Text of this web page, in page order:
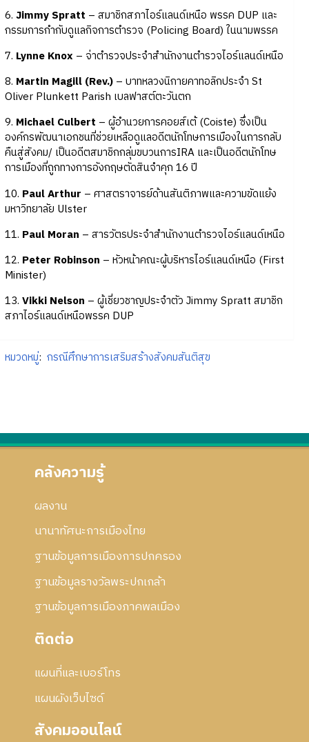
6. Jimmy Spratt – สมาชิกสภาไอร์แลนด์เหนือ พรรค DUP และ
กรรมการกำกับดูแลกิจการตำรวจ (Policing Board) ในนามพรรค
7. Lynne Knox – จ่าตำรวจประจำสำนักงานตำรวจไอร์แลนด์เหนือ
8. Martin Magill (Rev.)– บาทหลวงนิกายคาทอลิกประจำ St
Oliver Plunkett Parish เบลฟาสต์ตะวันตก
9. Michael Culbert – ผู้อำนวยการคอยส์เต้ (Coiste) ซึ่งเป็น
องค์กรพัฒนาเอกชนที่ช่วยเหลือดูแลอดีตนักโทษการเมืองในการกลับ
คืนสู่สังคม/ เป็นอดีตสมาชิกกลุ่มขบวนการIRA และเป็นอดีตนักโทษ
การเมืองที่ถูกทางการอังกฤษตัดสินจำคุก 16 ปี
10. Paul Arthur – ศาสตราจารย์ด้านสันติภาพและความขัดแย้ง
มหาวิทยาลัย Ulster
11. Paul Moran – สารวัตรประจำสำนักงานตำรวจไอร์แลนด์เหนือ
12. Peter Robinson – หัวหน้าคณะผู้บริหารไอร์แลนด์เหนือ (First
Minister)
13. Vikki Nelson – ผู้เชี่ยวชาญประจำตัว Jimmy Spratt สมาชิก
สภาไอร์แลนด์เหนือพรรค DUP
หมวดหมู่: กรณีศึกษาการเสริมสร้างสังคมสันติสุข
คลังความรู้
ผลงาน
นานาทัศนะการเมืองไทย
ฐานข้อมูลการเมืองการปกครอง
ฐานข้อมูลรางวัลพระปกเกล้า
ฐานข้อมูลการเมืองภาคพลเมือง
ติดต่อ
แผนที่และเบอร์โทร
แผนผังเว็บไซด์
สังคมออนไลน์